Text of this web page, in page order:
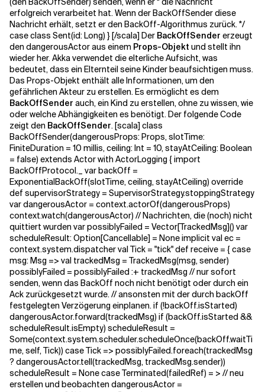
erfolgreich verarbeitet hat. Wenn der BackOffSender diese
Nachricht erhält, setzt er den BackOff-Algorithmus zurück. */
case class Sent(id: Long) } [/scala] Der BackOffSender erzeugt
den dangerousActor aus einem Props-Objekt und stellt ihn
wieder her. Akka verwendet dieelterliche Aufsicht, was
bedeutet, dass ein Elternteil seine Kinder beaufsichtigen muss.
Das Props-Objekt enthält alle Informationen, um den
gefährlichen Akteur zu erstellen. Es ermöglicht es dem
BackOffSender auch, ein Kind zu erstellen, ohne zu wissen, wie
oder welche Abhängigkeiten es benötigt. Der folgende Code
zeigt den BackOffSender. [scala] class
BackOffSender(dangerousProps: Props, slotTime:
FiniteDuration = 10 millis, ceiling: Int = 10, stayAtCeiling: Boolean
= false) extends Actor with ActorLogging { import
BackOffProtocol._ var backOff =
ExponentialBackOff(slotTime, ceiling, stayAtCeiling) override
def supervisorStrategy = SupervisorStrategy.stoppingStrategy
var dangerousActor = context.actorOf(dangerousProps)
context.watch(dangerousActor) // Nachrichten, die (noch) nicht
quittiert wurden var possiblyFailed = Vector[TrackedMsg]() var
scheduleResult: Option[Cancellable] = None implicit val ec =
context.system.dispatcher val Tick = "tick" def receive = { case
msg: Msg => val trackedMsg = TrackedMsg(msg, sender)
possiblyFailed = possiblyFailed :+ trackedMsg // nur sofort
senden, wenn das BackOff noch nicht benötigt oder durch ein
Ack zurückgesetzt wurde. // ansonsten mit der durch backOff
festgelegten Verzögerung einplanen. if (!backOff.isStarted)
dangerousActor.forward(trackedMsg) if (backOff.isStarted &&
scheduleResult.isEmpty) scheduleResult =
Some(context.system.scheduler.scheduleOnce(backOff.waitTi
me, self, Tick)) case Tick => possiblyFailed.foreach(trackedMsg
? dangerousActor.tell(trackedMsg, trackedMsg.sender))
scheduleResult = None case Terminated(failedRef) = > // neu
erstellen und beobachten dangerousActor =